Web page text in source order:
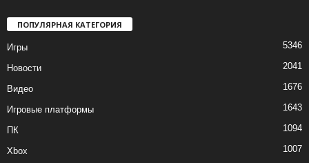
ПОПУЛЯРНАЯ КАТЕГОРИЯ
Игры 5346
Новости 2041
Видео 1676
Игровые платформы 1643
ПК 1094
Xbox 1007